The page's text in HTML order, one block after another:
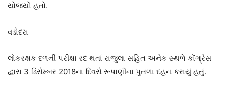
યોજ્યો હતો.
વડોદરા
લોકરક્ષક દળની પરીક્ષા રદ થતાં રાજુલા સહિત અનેક સ્થળે કોંગ્રેસ
દ્વારા 3 ડિસેમ્બર 2018ના દિવસે રૂપાણીના પુતળા દહન કરાયું હતું.